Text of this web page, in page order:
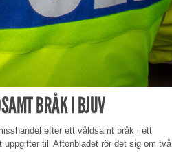
BRÅK I BJUV
efter ett våldsamt bråk i ett
uppgifter till Aftonbladet rör det sig om två